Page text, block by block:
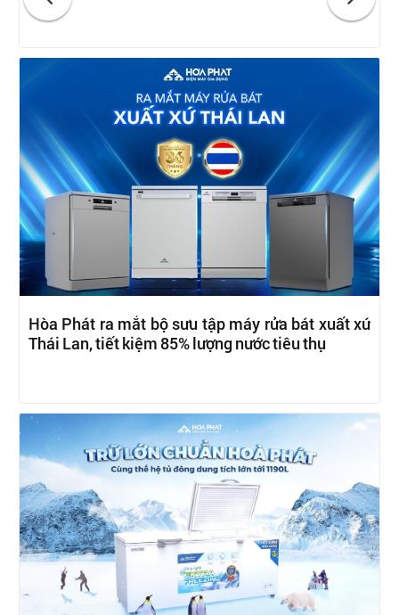
Hòa Phát ra mắt bộ sưu tập máy rửa bát xuất xứ
Thái Lan, tiết kiệm 85% lượng nước tiêu thụ